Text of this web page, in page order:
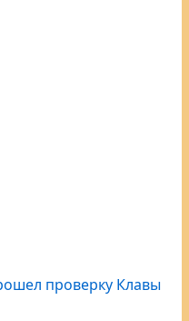
проверку Клавы